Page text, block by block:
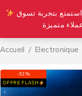
Accueil / Electronique
-51%
OFFRE FLASH